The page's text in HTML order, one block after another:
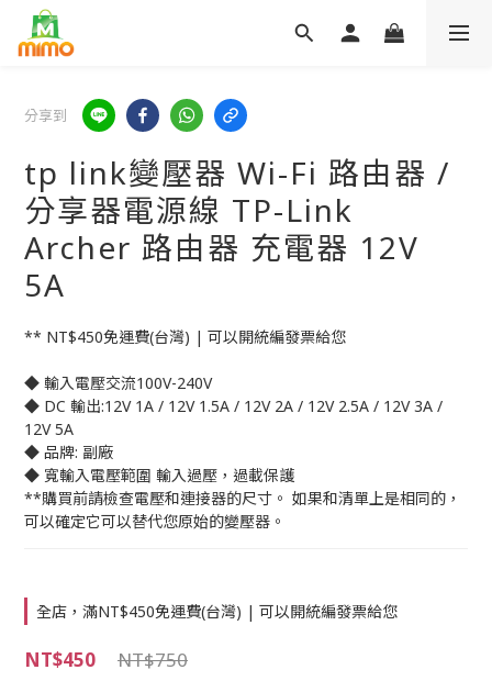
分享到
tp link變壓器 Wi-Fi 路由器 /
分享器電源線 TP-Link
Archer 路由器 充電器 12V
5A
** NT$450免運費(台灣) | 可以開統編發票給您
◆ 輸入電壓交流100V-240V
◆ DC 輸出:12V 1A / 12V 1.5A / 12V 2A / 12V 2.5A / 12V 3A /
12V 5A
◆ 品牌: 副廠
◆ 寬輸入電壓範圍 輸入過壓，過載保護
**購買前請檢查電壓和連接器的尺寸。 如果和清單上是相同的，
可以確定它可以替代您原始的變壓器。
全店，滿NT$450免運費(台灣) | 可以開統編發票給您
NT$750
NT$450